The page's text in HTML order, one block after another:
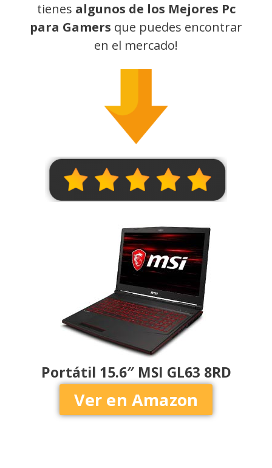
tienes algunos de los Mejores Pc
para Gamers que puedes encontrar
en el mercado!
Portátil 15.6″ MSI GL63 8RD
Ver en Amazon